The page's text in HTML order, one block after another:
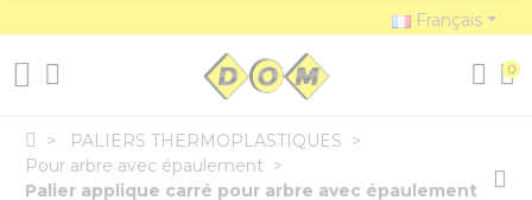
Français
0
PALIERS THERMOPLASTIQUES
Pour arbre avec épaulement
Palier applique carré pour arbre avec épaulement